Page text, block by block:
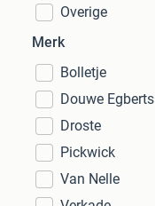
Overige
Merk
Bolletje
Douwe Egberts
Droste
Pickwick
Van Nelle